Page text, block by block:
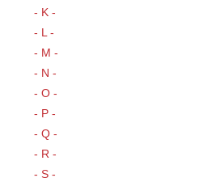
- K -
- L -
- M -
- N -
- O -
- P -
- Q -
- R -
- S -